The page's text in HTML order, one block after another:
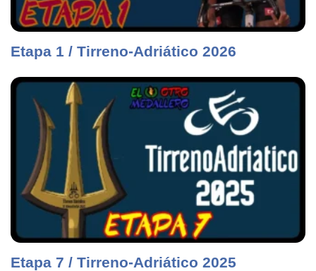
Etapa 1 / Tirreno-Adriático 2026
Etapa 7 / Tirreno-Adriático 2025